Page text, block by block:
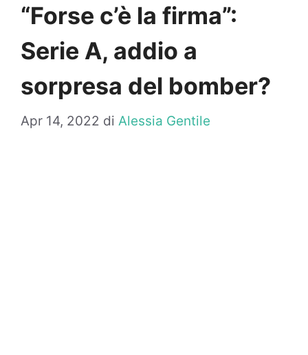
“Forse c’è la firma”:
Serie A, addio a
sorpresa del bomber?
Apr 14, 2022 di Alessia Gentile